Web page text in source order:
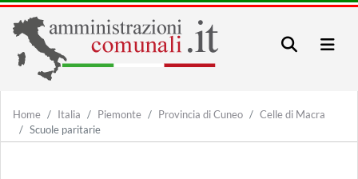
Home Italia Piemonte Provincia di Cuneo
Celle di Macra
Scuole paritarie